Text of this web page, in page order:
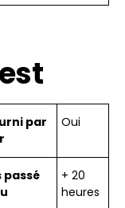
par
Oui
passé
+ 20
heures